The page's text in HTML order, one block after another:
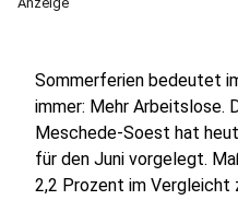
Sommerferien bedeutet
immer: Mehr Arbeitslose.
Meschede-Soest hat
für den Juni vorgelegt.
2,2 Prozent im Vergleicht